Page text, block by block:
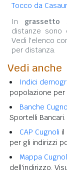
Tocco da
In grassetto
distanze sono
Vedi l'elenco
per distanza.
Vedi anche
Indici
popolazione per
Banche
Sportelli Bancari.
CAP Cugnoli il
per gli indirizzi
Mappa
dell'indirizzo.